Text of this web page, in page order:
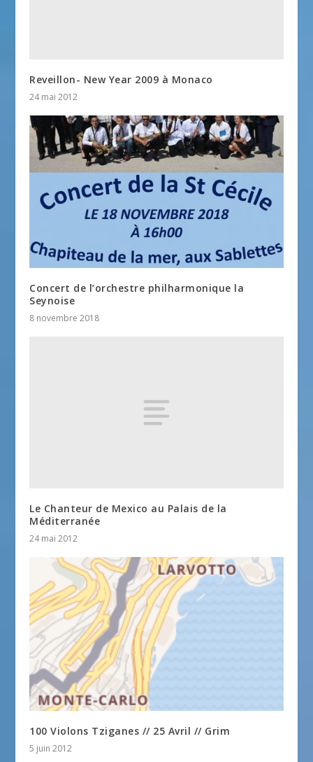
Reveillon- New Year 2009 à Monaco
24 mai 2012
Concert de l’orchestre philharmonique la
Seynoise
8 novembre 2018
Le Chanteur de Mexico au Palais de la
Méditerranée
24 mai 2012
100 Violons Tziganes // 25 Avril // Grim
5 juin 2012